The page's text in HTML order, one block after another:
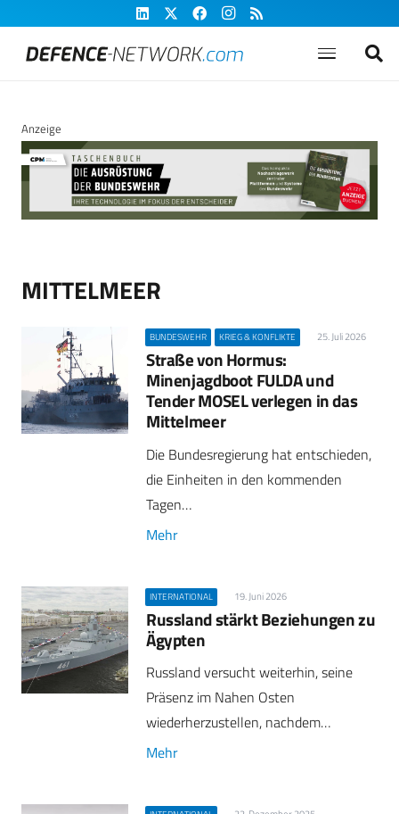
Anzeige
MITTELMEER
BUNDESWEHR KRIEG & KONFLIKTE 25. Juli 2026
Straße von Hormus:
Minenjagdboot FULDA und
Tender MOSEL verlegen in das
Mittelmeer
Die Bundesregierung hat entschieden,
die Einheiten in den kommenden
Tagen…
Mehr
INTERNATIONAL 19. Juni 2026
Russland stärkt Beziehungen zu
Ägypten
Russland versucht weiterhin, seine
Präsenz im Nahen Osten
wiederherzustellen, nachdem…
Mehr